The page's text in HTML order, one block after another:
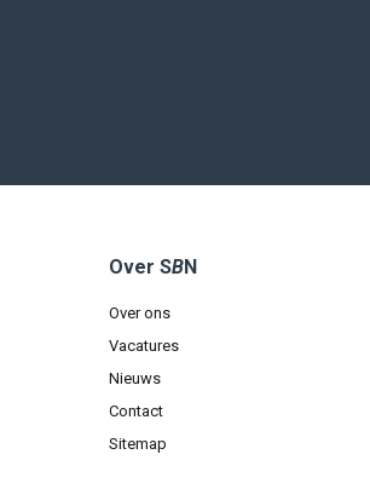
Over SBN
Over ons
Vacatures
Nieuws
Contact
Sitemap